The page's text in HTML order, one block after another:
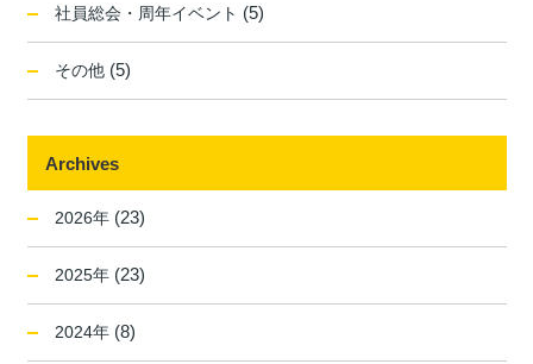
社員総会・周年イベント (5)
その他 (5)
Archives
2026年 (23)
2025年 (23)
2024年 (8)